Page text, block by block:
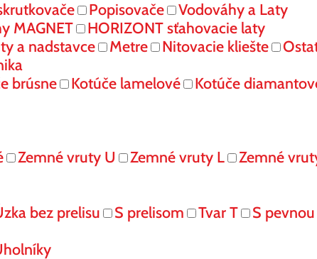
Popisovače
Vodováhy a Laty
MAGNET
HORIZONT sťahovacie laty
a nadstavce Metre Nitovacie kliešte
brúsne Kotúče lamelové
Kotúče
Zemné vruty U Zemné vruty L Zemné
bez prelisu S prelisom Tvar T S